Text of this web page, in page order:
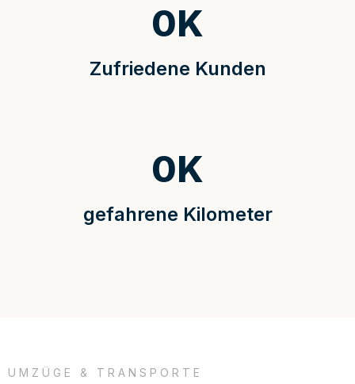
Zufriedene Kunden
0K
gefahrene Kilometer
0K
UMZÜGE & TRANSPORTE